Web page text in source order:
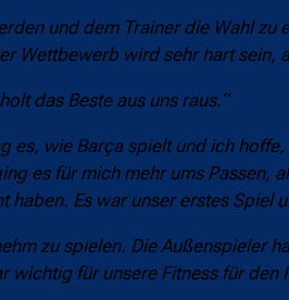
und dem Trainer die Wahl
Wettbewerb wird sehr hart sein,
das Beste aus uns raus.“
es, wie Barça spielt und ich
es für mich mehr ums Passen,
Es war unser erstes Spiel
zu spielen. Die Außenspieler
für unsere Fitness für den